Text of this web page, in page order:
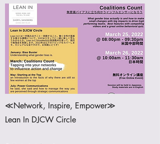
≪Network, Inspire, Empower≫
Lean In DJCW Circle